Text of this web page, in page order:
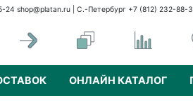
24 shop@platan.ru | С.-Петербург +7 (812) 232-88-
ОНЛАЙН КАТАЛОГ